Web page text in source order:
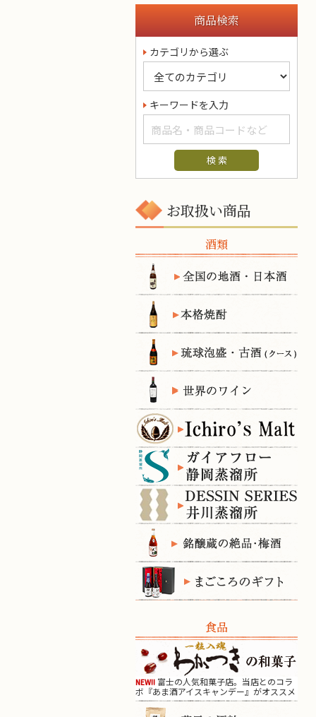
商品検索
カテゴリから選ぶ
キーワードを入力
お取扱い商品
酒類
食品
NEW!! 富士の人気和菓子店。当店とのコラ
ボ『あま酒アイスキャンデー』がオススメ